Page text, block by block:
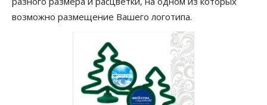
возможно размещение Вашего логотипа.